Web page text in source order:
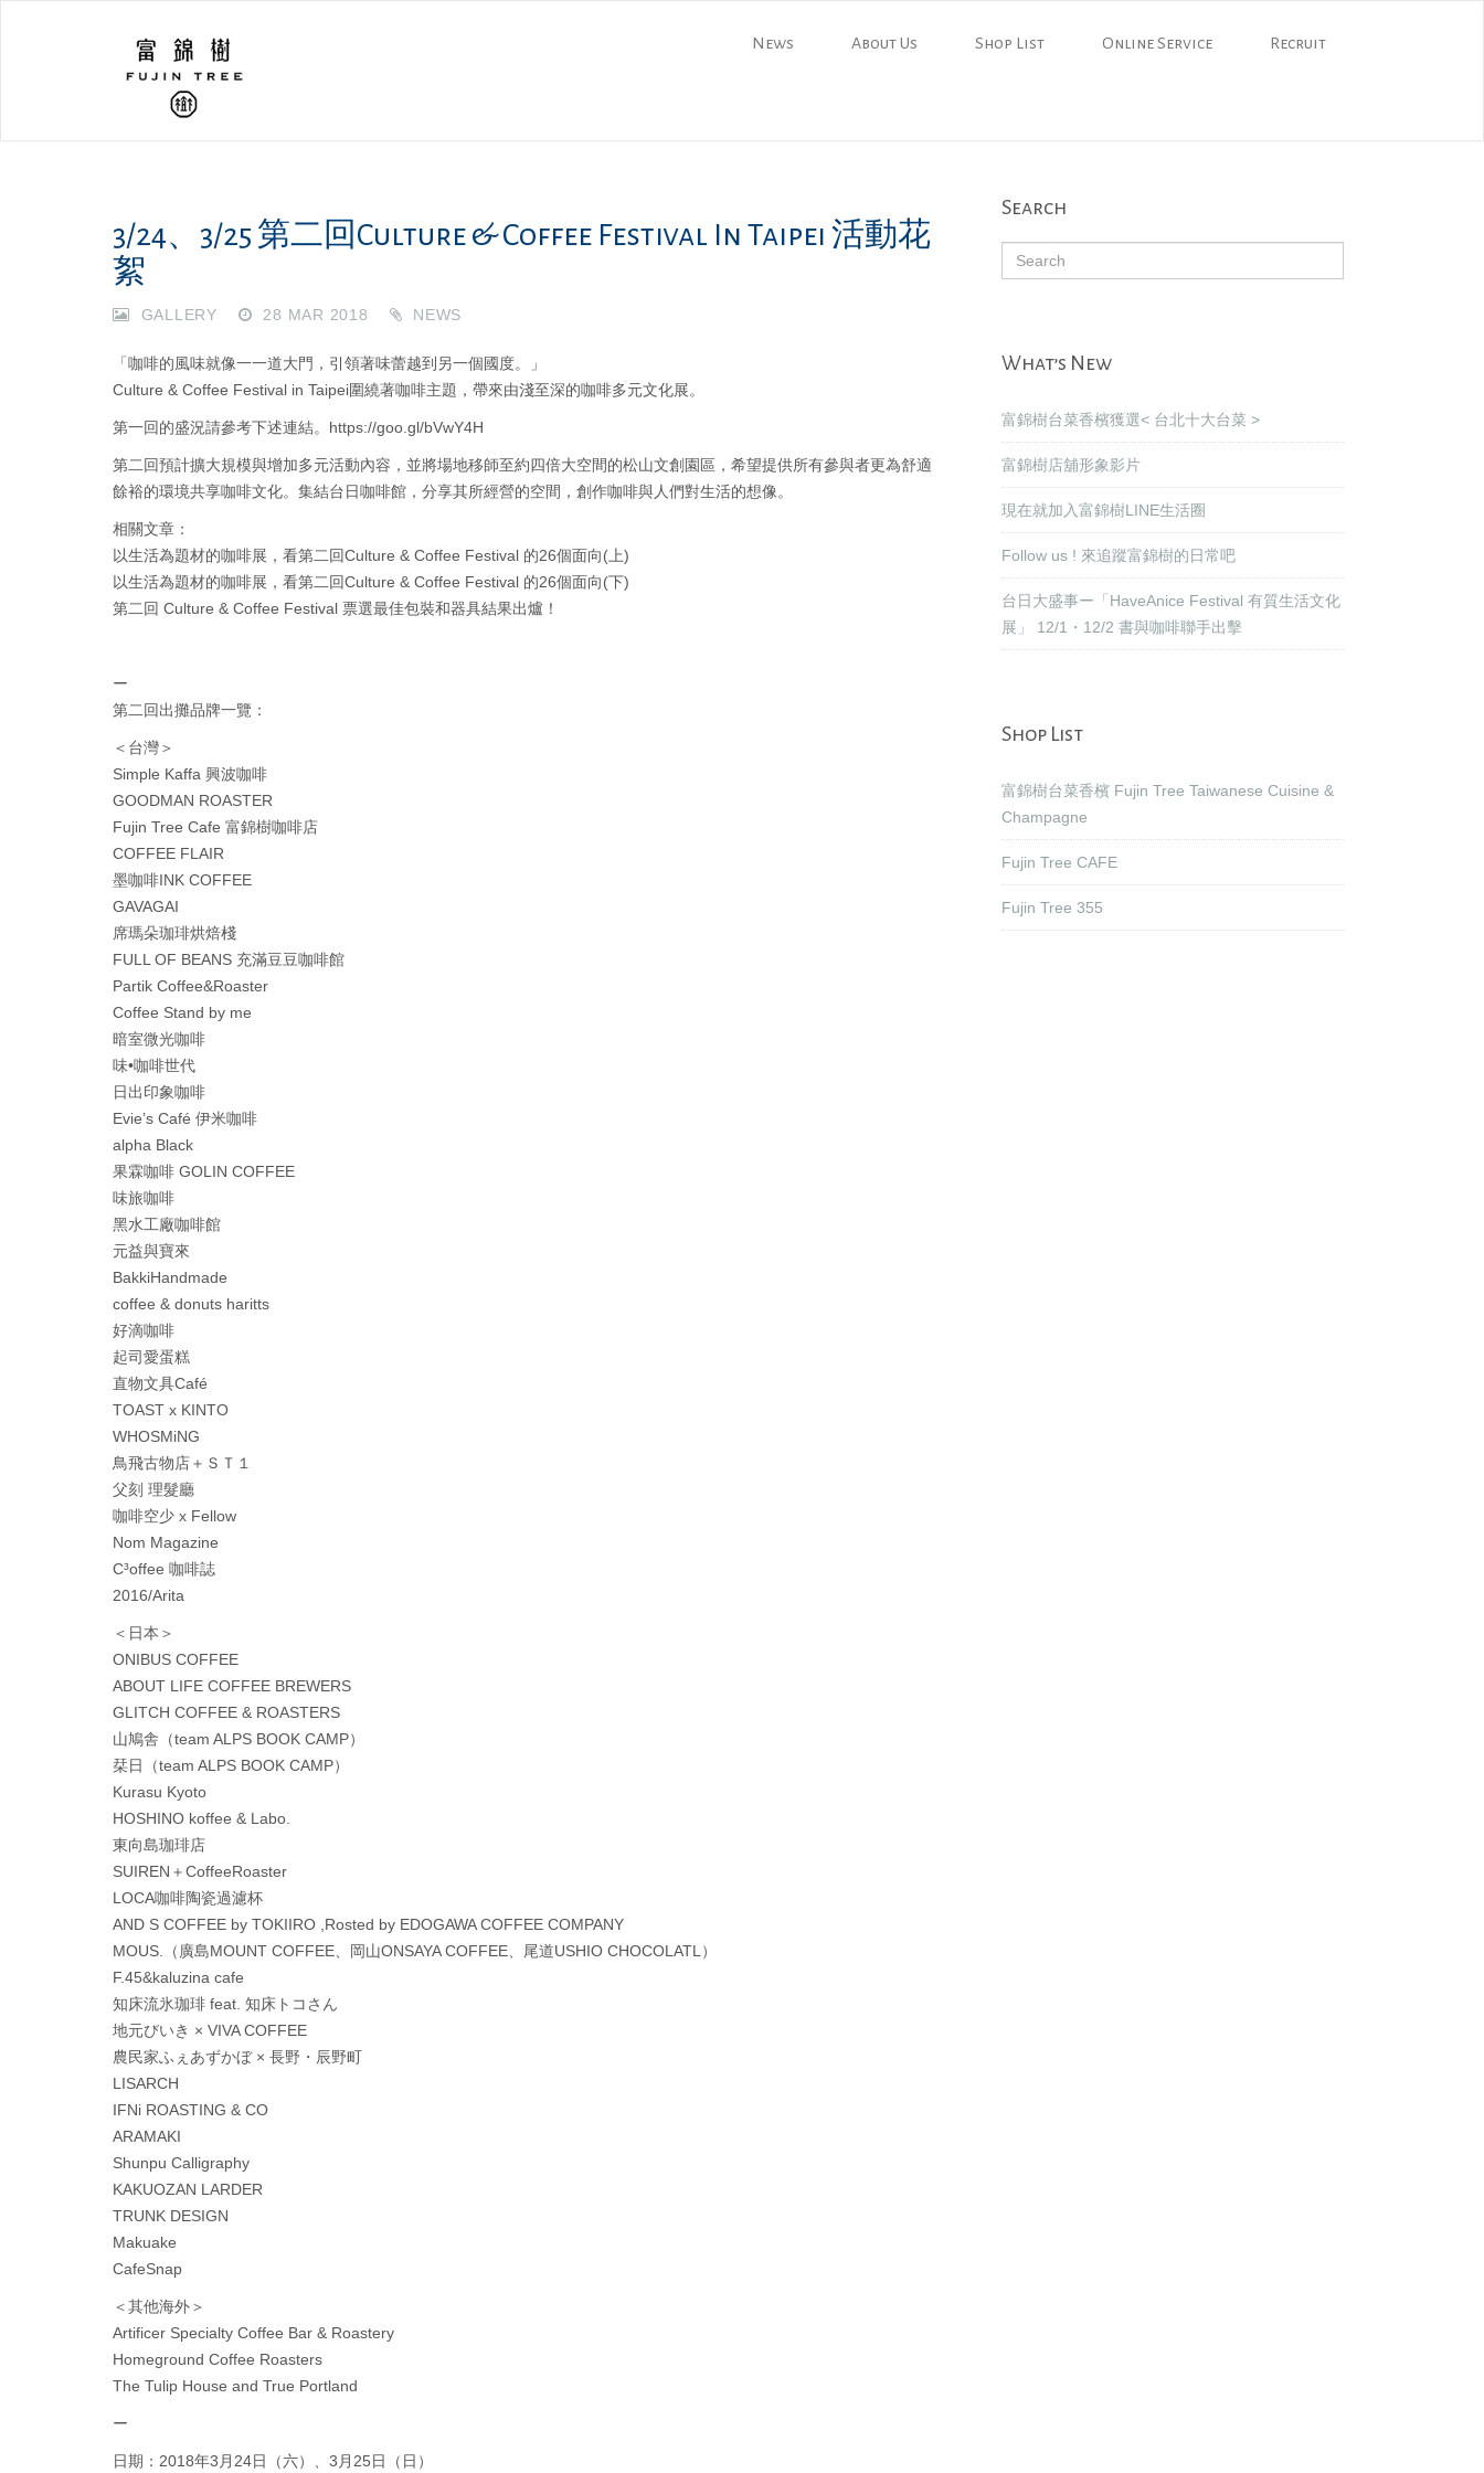
News About Us Shop List Online Service Recruit
3/24、3/25 第二回Culture & Coffee Festival In Taipei 活動花
絮
GALLERY 28 MAR 2018 NEWS
「咖啡的風味就像⼀一道⼤⾨，引領著味蕾越到另⼀個國度。」
Culture & Coffee Festival in Taipei圍繞著咖啡主題，帶來由淺⾄深的咖啡多元⽂化展。
第一回的盛況請參考下述連結。https://goo.gl/bVwY4H
第二回預計擴大規模與增加多元活動內容，並將場地移師至約四倍大空間的松山文創園區，希望提供所有參與者更為舒適
餘裕的環境共享咖啡文化。集結台⽇咖啡館，分享其所經營的空間，創作咖啡與人們對生活的想像。
相關文章：
以生活為題材的咖啡展，看第二回Culture & Coffee Festival 的26個面向(上)
以生活為題材的咖啡展，看第二回Culture & Coffee Festival 的26個面向(下)
第二回 Culture & Coffee Festival 票選最佳包裝和器具結果出爐！
ー
第二回出攤品牌一覽：
＜台灣＞
Simple Kaffa 興波咖啡
GOODMAN ROASTER
Fujin Tree Cafe 富錦樹咖啡店
COFFEE FLAIR
墨咖啡INK COFFEE
GAVAGAI
席瑪朵珈琲烘焙棧
FULL OF BEANS 充滿豆豆咖啡館
Partik Coffee&Roaster
Coffee Stand by me
暗室微光咖啡
味•咖啡世代
日出印象咖啡
Evie’s Café 伊米咖啡
alpha Black
果霖咖啡 GOLIN COFFEE
味旅咖啡
黑水工廠咖啡館
元益與寶來
BakkiHandmade
coffee & donuts haritts
好滴咖啡
起司愛蛋糕
直物文具Café
TOAST x KINTO
WHOSMiNG
鳥飛古物店＋ＳＴ１
父刻 理髮廳
咖啡空少 x Fellow
Nom Magazine
C³offee 咖啡誌
2016/Arita
＜日本＞
ONIBUS COFFEE
ABOUT LIFE COFFEE BREWERS
GLITCH COFFEE & ROASTERS
山鳩舎（team ALPS BOOK CAMP）
栞日（team ALPS BOOK CAMP）
Kurasu Kyoto
HOSHINO koffee & Labo.
東向島珈琲店
SUIREN＋CoffeeRoaster
LOCA咖啡陶瓷過濾杯
AND S COFFEE by TOKIIRO ,Rosted by EDOGAWA COFFEE COMPANY
MOUS.（廣島MOUNT COFFEE、岡山ONSAYA COFFEE、尾道USHIO CHOCOLATL）
F.45&kaluzina cafe
知床流氷珈琲 feat. 知床トコさん
地元びいき × VIVA COFFEE
農民家ふぇあずかぼ × 長野・辰野町
LISARCH
IFNi ROASTING & CO
ARAMAKI
Shunpu Calligraphy
KAKUOZAN LARDER
TRUNK DESIGN
Makuake
CafeSnap
＜其他海外＞
Artificer Specialty Coffee Bar & Roastery
Homeground Coffee Roasters
The Tulip House and True Portland
ー
日期：2018年3月24日（六）、3月25日（日）
Search
What’s New
富錦樹台菜香檳獲選< 台北十大台菜 >
富錦樹店舖形象影片
現在就加入富錦樹LINE生活圈
Follow us ! 來追蹤富錦樹的日常吧
台日大盛事ー「HaveAnice Festival 有質生活文化
展」 12/1・12/2 書與咖啡聯手出擊
Shop List
富錦樹台菜香檳 Fujin Tree Taiwanese Cuisine &
Champagne
Fujin Tree CAFE
Fujin Tree 355